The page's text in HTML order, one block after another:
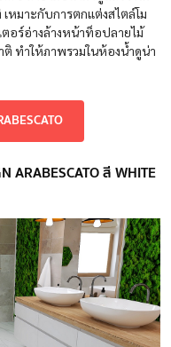
เหมาะกับการตกแต่งสไตล์โม
ตอร์อ่างล้างหน้าท็อปลายไม้
ติ ทำให้ภาพรวมในห้องน้ำดูน่า
ARABESCATO สี WHITE